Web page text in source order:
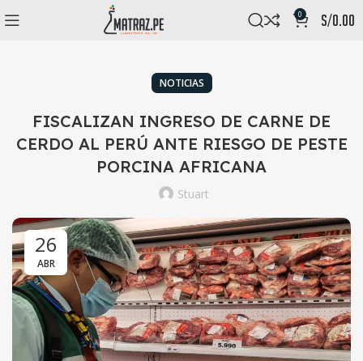
0 s/0.00
NOTICIAS
FISCALIZAN INGRESO DE CARNE DE
CERDO AL PERÚ ANTE RIESGO DE PESTE
PORCINA AFRICANA
Stuart
26
ABR